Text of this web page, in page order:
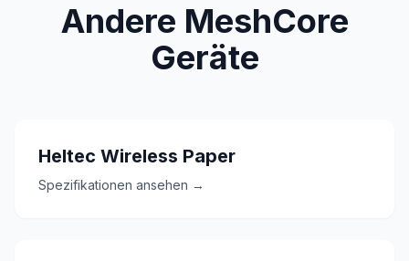
Andere MeshCore
Geräte
Heltec Wireless Paper
Spezifikationen ansehen →